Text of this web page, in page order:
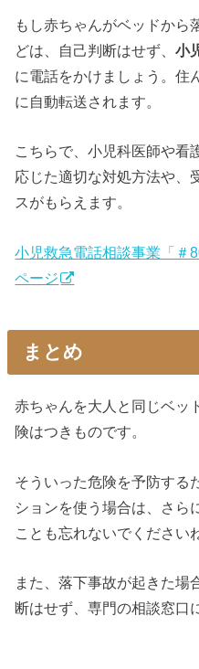
もし赤ちゃんがベッドから
どは、自己判断はせず、小
に電話をかけましょう。住
に自動転送されます。
こちらで、小児科医師や看
応じた適切な対処方法や、
スがもらえます。
小児救急電話相談事業「＃
ページ
まとめ
赤ちゃんを大人と同じベッ
険はつきものです。
そういった危険を予防する
ションを使う場合は、さら
ことも忘れないでください
また、落下事故が起きた場
断はせず、専門の相談窓口